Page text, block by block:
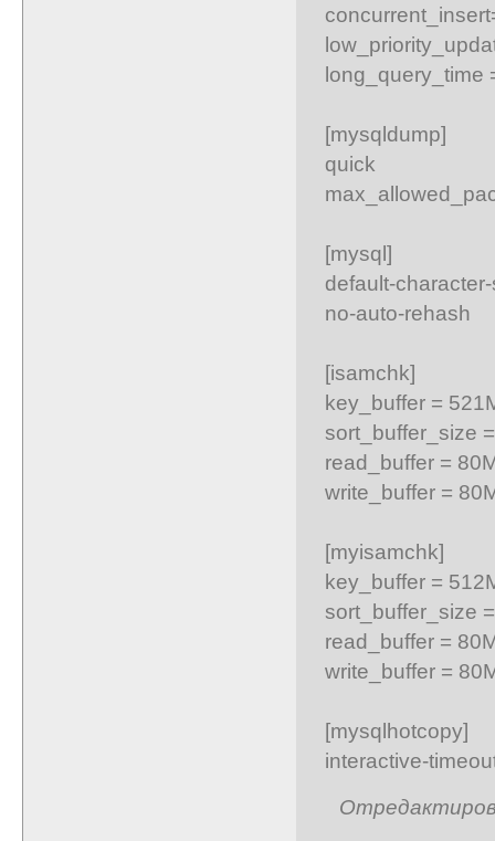
long_query_time
[mysqldump]
quick
[mysql]
default-
no-auto-rehash
[isamchk]
key_buffer =
sort_buffer_size
read_buffer =
write_buffer =
[myisamchk]
key_buffer =
sort_buffer_size
read_buffer =
write_buffer =
[mysqlhotcopy]
interactive-